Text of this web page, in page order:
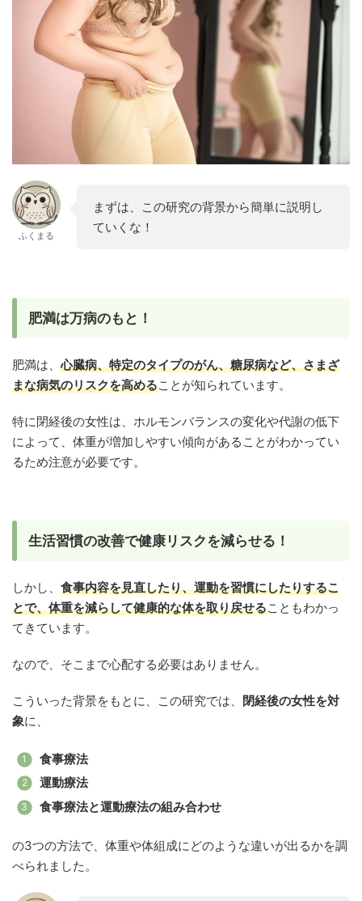
ふくまる
まずは、この研究の背景から簡単に説明し
ていくな！
肥満は万病のもと！
肥満は、心臓病、特定のタイプのがん、糖尿病など、さまざ
まな病気のリスクを高めることが知られています。
特に閉経後の女性は、ホルモンバランスの変化や代謝の低下
によって、体重が増加しやすい傾向があることがわかってい
るため注意が必要です。
生活習慣の改善で健康リスクを減らせる！
しかし、 食事内容を見直したり、運動を習慣にしたりするこ
とで、体重を減らして健康的な体を取り戻せることもわかっ
てきています。
なので、そこまで心配する必要はありません。
こういった背景をもとに、この研究では、
閉経後の女性を対
象に、
食事療法
運動療法
食事療法と運動療法の組み合わせ
の3つの方法で、体重や体組成にどのような違いが出るかを調
べられました。